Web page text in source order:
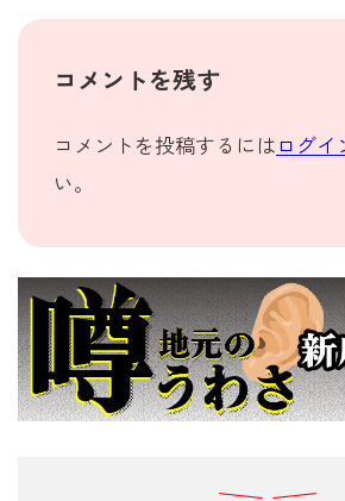
コメントを残す
コメントを投稿するには ログイ
い。